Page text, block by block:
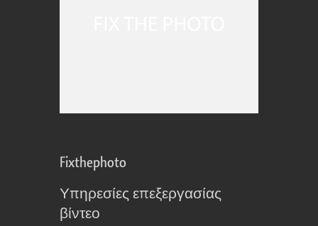
Fixthephoto
Υπηρεσίες επεξεργασίας
βίντεο